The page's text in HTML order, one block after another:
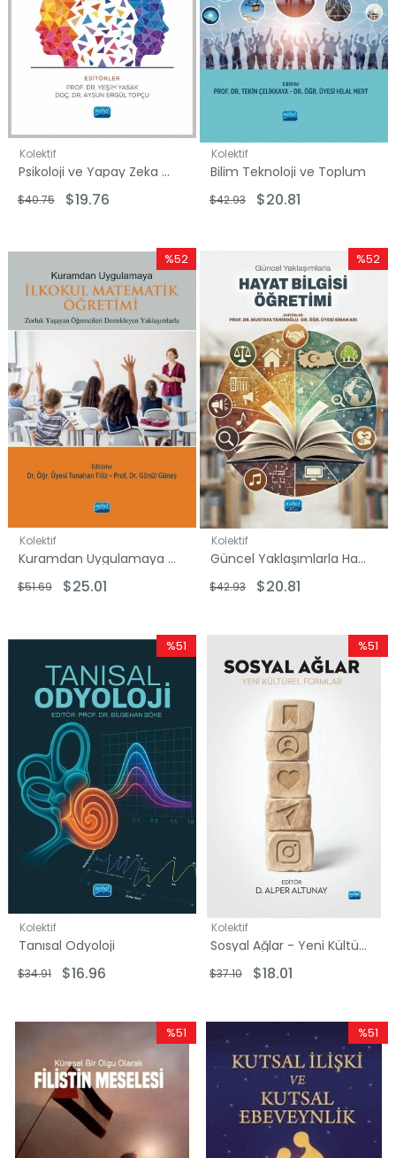
Kolektif
Psikoloji ve Yapay Zeka - Beklentiler Kaygılar ve Öneriler
$19.76
$40.75
Kolektif
Bilim Teknoloji ve Toplum
$20.81
$42.93
Kolektif
Kuramdan Uygulamaya İlkokul Matematik Öğretimi - Kuramdan Uygulamaya
$25.01
$51.69
%52
İndirim
Kolektif
Güncel Yaklaşımlarla Hayat Bilgisi Öğretimi
$20.81
$42.93
%52
Kolektif
Tanısal Odyoloji
$16.96
$34.91
%51
%51İndirim
Kolektif
Sosyal Ağlar - Yeni Kültürel Formlar
$18.01
$37.10
%51
İndirim
%51
%51İndirim
%51
İndirim